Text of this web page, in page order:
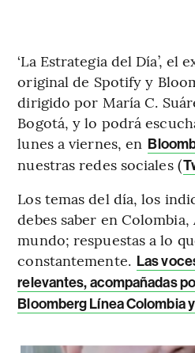
‘La Estrategia del Día’, el
original de Spotify y
dirigido por María C.
Bogotá, y lo podrá
lunes a viernes, en
nuestras redes sociales (
Los temas del día, los
debes saber en
mundo; respuestas a lo
constantemente. Las
relevantes, acompañadas
Bloomberg Línea Colombia